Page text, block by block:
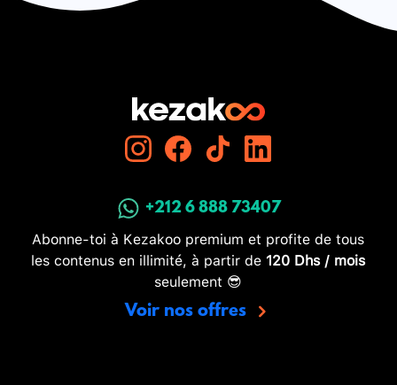
+212 6 888 73407
Abonne-toi à Kezakoo premium et profite de tous
les contenus en illimité, à partir de 120 Dhs / mois
seulement 😎
Voir nos offres